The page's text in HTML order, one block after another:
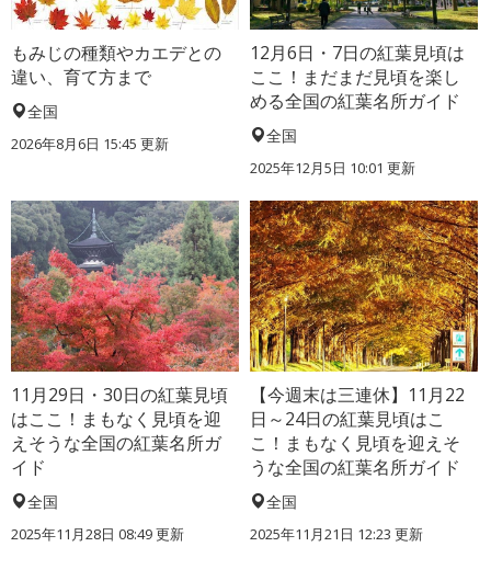
もみじの種類やカエデとの
違い、育て方まで
全国
2026年8月6日 15:45 更新
12月6日・7日の紅葉見頃は
ここ！まだまだ見頃を楽し
める全国の紅葉名所ガイド
全国
2025年12月5日 10:01 更新
11月29日・30日の紅葉見頃
はここ！まもなく見頃を迎
えそうな全国の紅葉名所ガ
イド
全国
2025年11月28日 08:49 更新
【今週末は三連休】11月22
日～24日の紅葉見頃はこ
こ！まもなく見頃を迎えそ
うな全国の紅葉名所ガイド
全国
2025年11月21日 12:23 更新